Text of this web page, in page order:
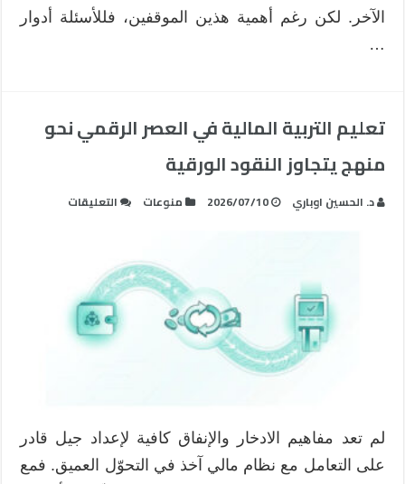
الآخر. لكن رغم أهمية هذين الموقفين، فللأسئلة أدوار
…
تعليم التربية المالية في العصر الرقمي نحو
منهج يتجاوز النقود الورقية
د. الحسين اوباري 2026/07/10 منوعات التعليقات
الورقية
مغلقة
لم تعد مفاهيم الادخار والإنفاق كافية لإعداد جيل قادر
على التعامل مع نظام مالي آخذ في التحوّل العميق. فمع